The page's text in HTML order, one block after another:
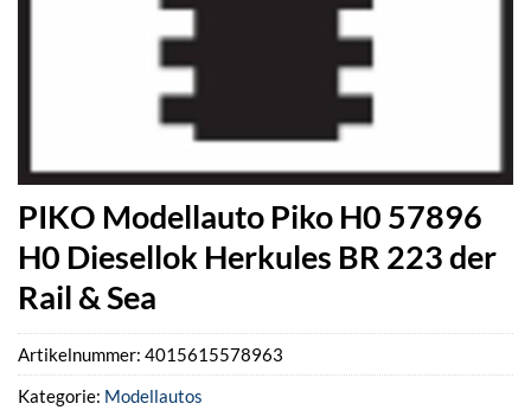
PIKO Modellauto Piko H0 57896
H0 Diesellok Herkules BR 223 der
Rail & Sea
Artikelnummer: 4015615578963
Kategorie: Modellautos